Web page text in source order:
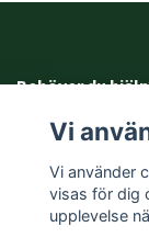
Behöver du
Fotmeny
Sociala medier
Vi
Vi använder
visas för dig
upplevelse